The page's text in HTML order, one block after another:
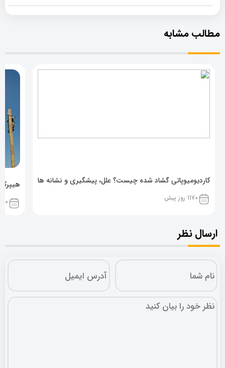
مطالب مشابه
کاردیومیوپاتی گشاد شده چیست؟ علل، پیشگیری و نشانه ها
1170 روز پیش 1170
ارسال نظر